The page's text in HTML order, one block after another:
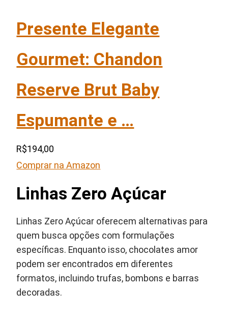
Presente Elegante
Gourmet: Chandon
Reserve Brut Baby
Espumante e …
R$194,00
Comprar na Amazon
Linhas Zero Açúcar
Linhas Zero Açúcar oferecem alternativas para
quem busca opções com formulações
específicas. Enquanto isso, chocolates amor
podem ser encontrados em diferentes
formatos, incluindo trufas, bombons e barras
decoradas.